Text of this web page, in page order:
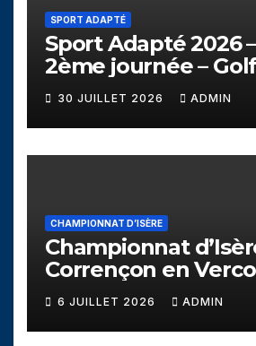
SPORT ADAPTÉ
Sport Adapté 2026
2ème journée –
Campanil
30 JUILLET 2026 ADMIN
CHAMPIONNAT D’ISÈRE
Championnat
Corrençon en
Dimanche 5 juillet
6 JUILLET 2026 ADMIN